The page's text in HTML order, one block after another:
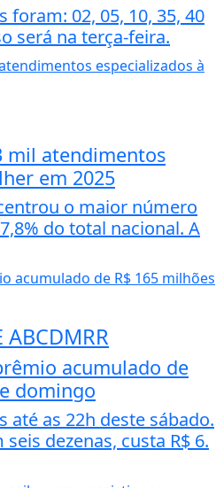
02, 05, 10, 35, 40
será na terça-feira.
mil atendimentos
em 2025
o maior número
do total nacional. A
ABCDMRR
acumulado de
domingo
até as 22h deste sábado.
dezenas, custa R$ 6.